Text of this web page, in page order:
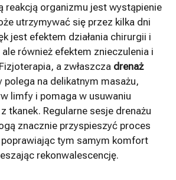
reakcją organizmu jest wystąpienie
utrzymywać się przez kilka dni
jest efektem działania chirurgii i
również efektem znieczulenia i
a zwłaszcza drenaż
polega na delikatnym masażu,
limfy i pomaga w usuwaniu
tkanek. Regularne sesje drenażu
znacznie przyspieszyć proces
tym samym komfort
rekonwalescencję.